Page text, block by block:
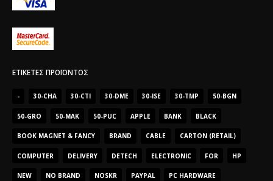
ΕΤΙΚΈΤΕΣ ΠΡΟΪΌΝΤΟΣ
- 30-CHA 30-CTI 30-DME 30-ISE 30-TMP 50-BGN
50-GRO 50-MAK 50-PUC APPLE BANK BLACK
BOOK MAGNET & FANCY BRAND CABLE CARTON (RETAIL)
COMPUTER DELIVERY DETECH ELECTRONIC FOR HP
NEW NO BRAND NOSKR PAYPAL PC HARDWARE